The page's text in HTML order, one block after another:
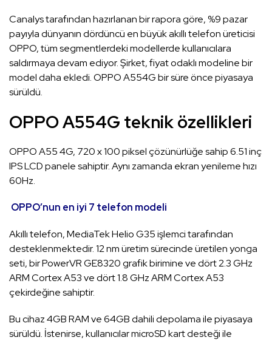
Canalys tarafından hazırlanan bir rapora göre, %9 pazar
payıyla dünyanın dördüncü en büyük akıllı telefon üreticisi
OPPO, tüm segmentlerdeki modellerde kullanıcılara
saldırmaya devam ediyor. Şirket, fiyat odaklı modeline bir
model daha ekledi. OPPO A554G bir süre önce piyasaya
sürüldü.
OPPO A554G teknik özellikleri
OPPO A55 4G, 720 x 100 piksel çözünürlüğe sahip 6.51 inç
IPS LCD panele sahiptir. Aynı zamanda ekran yenileme hızı
60Hz.
OPPO’nun en iyi 7 telefon modeli
Akıllı telefon, MediaTek Helio G35 işlemci tarafından
desteklenmektedir. 12 nm üretim sürecinde üretilen yonga
seti, bir PowerVR GE8320 grafik birimine ve dört 2.3 GHz
ARM Cortex A53 ve dört 1.8 GHz ARM Cortex A53
çekirdeğine sahiptir.
Bu cihaz 4GB RAM ve 64GB dahili depolama ile piyasaya
sürüldü. İstenirse, kullanıcılar microSD kart desteği ile